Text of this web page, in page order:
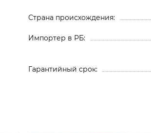
Страна происхождения
Импортер в РБ
Гарантийный срок